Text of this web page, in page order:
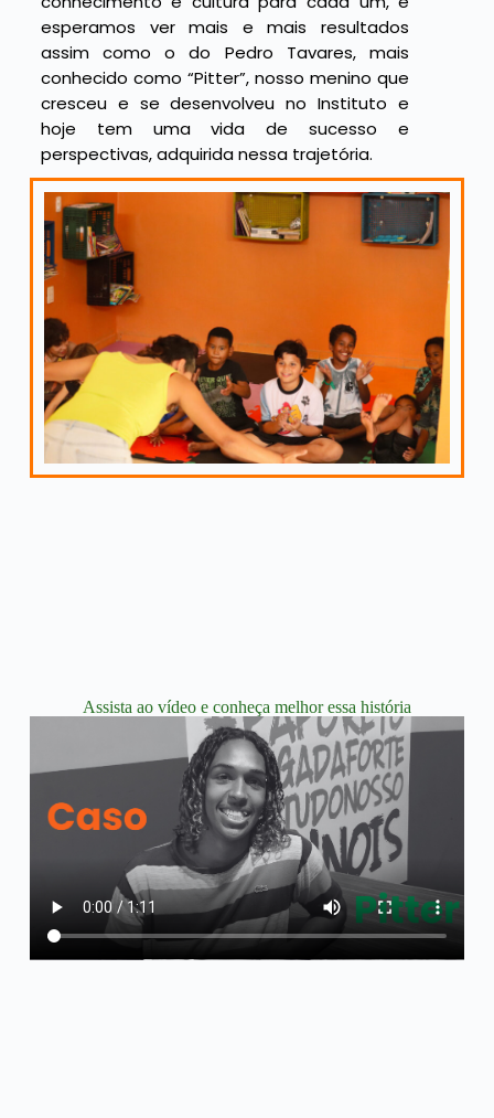
esperamos ver mais e mais resultados
assim como o do Pedro Tavares, mais
conhecido como “Pitter”, nosso menino que
cresceu e se desenvolveu no Instituto e
hoje tem uma vida de sucesso e
perspectivas, adquirida nessa trajetória.
Assista ao vídeo e conheça melhor essa história